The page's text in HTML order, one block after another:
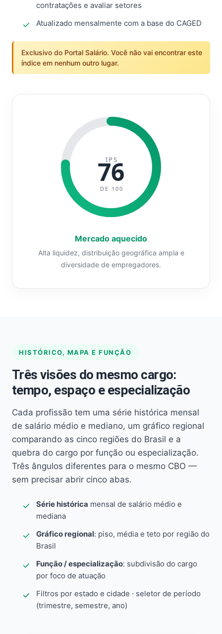
contratações e avaliar setores
Atualizado mensalmente com a base do CAGED
Exclusivo do Portal Salário. Você não vai encontrar este
índice em nenhum outro lugar.
IPS
76
DE 100
Mercado aquecido
Alta liquidez, distribuição geográfica ampla e
diversidade de empregadores.
HISTÓRICO, MAPA E FUNÇÃO
Três visões do mesmo cargo:
tempo, espaço e especialização
Cada profissão tem uma série histórica mensal
de salário médio e mediano, um gráfico regional
comparando as cinco regiões do Brasil e a
quebra do cargo por função ou especialização.
Três ângulos diferentes para o mesmo CBO —
sem precisar abrir cinco abas.
Série histórica mensal de salário médio e
mediana
Gráfico regional: piso, média e teto por região do
Brasil
Função / especialização: subdivisão do cargo
por foco de atuação
Filtros por estado e cidade · seletor de período
(trimestre, semestre, ano)